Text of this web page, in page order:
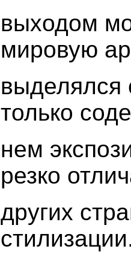
выходом
мировую
выделялся
только
нем
резко
других